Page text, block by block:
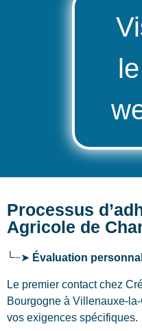
Processus
Agricole de
╰┈➤ Évaluation
Le premier contact chez
Bourgogne à Villenauxe-
vos exigences spécifiques.